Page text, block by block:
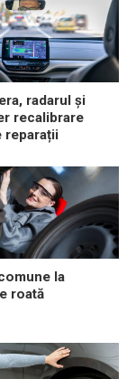
radarul și
recalibrare
reparații
la
roată